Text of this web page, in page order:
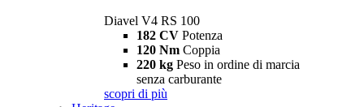
Diavel V4 RS 100
182 CV Potenza
120 Nm Coppia
220 kg Peso in ordine di marcia
senza carburante
scopri di più